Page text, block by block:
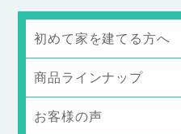
初めて家を建てる方へ
商品ラインナップ
お客様の声